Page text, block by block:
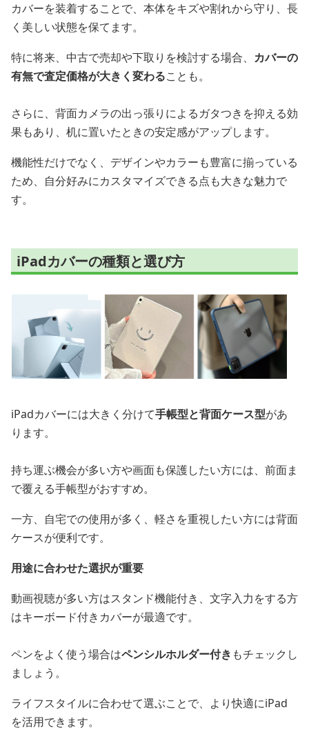
カバーを装着することで、本体をキズや割れから守り、長
く美しい状態を保てます。
特に将来、中古で売却や下取りを検討する場合、 カバーの
有無で査定価格が大きく変わることも。
さらに、背面カメラの出っ張りによるガタつきを抑える効
果もあり、机に置いたときの安定感がアップします。
機能性だけでなく、デザインやカラーも豊富に揃っている
ため、自分好みにカスタマイズできる点も大きな魅力で
す。
iPadカバーの種類と選び方
iPadカバーには大きく分けて手帳型と背面ケース型があ
ります。
持ち運ぶ機会が多い方や画面も保護したい方には、前面ま
で覆える手帳型がおすすめ。
一方、自宅での使用が多く、軽さを重視したい方には背面
ケースが便利です。
用途に合わせた選択が重要
動画視聴が多い方はスタンド機能付き、文字入力をする方
はキーボード付きカバーが最適です。
ペンをよく使う場合はペンシルホルダー付き もチェックし
ましょう。
ライフスタイルに合わせて選ぶことで、より快適にiPad
を活用できます。